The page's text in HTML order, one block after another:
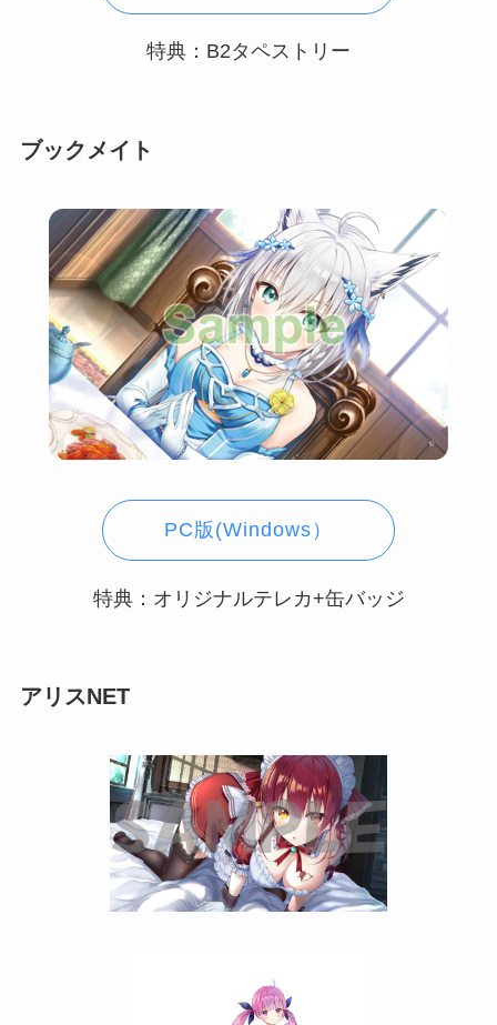
特典：B2タペストリー
ブックメイト
PC版(Windows）
特典：オリジナルテレカ+缶バッジ
アリスNET